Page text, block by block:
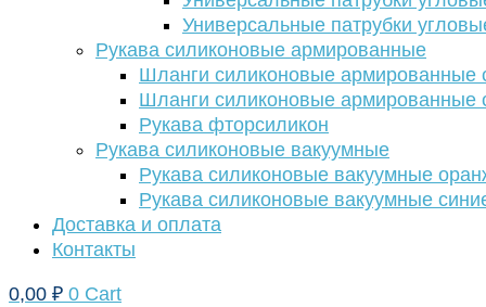
Универсальные патрубки
Рукава силиконовые армированные
Шланги силиконовые армированные
Шланги силиконовые армированные
Рукава фторсиликон
Рукава силиконовые вакуумные
Рукава силиконовые вакуумные
Рукава силиконовые вакуумные
Доставка и оплата
Контакты
0,00 ₽ 0 Cart